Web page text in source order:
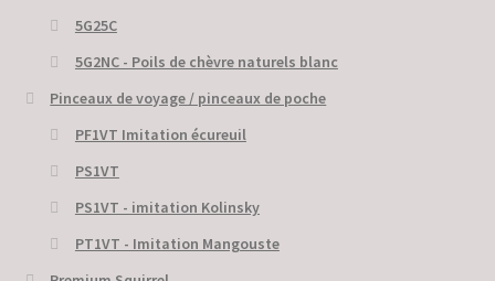
5G25C
5G2NC - Poils de chèvre naturels blanc
Pinceaux de voyage / pinceaux de poche
PF1VT Imitation écureuil
PS1VT
PS1VT - imitation Kolinsky
PT1VT - Imitation Mangouste